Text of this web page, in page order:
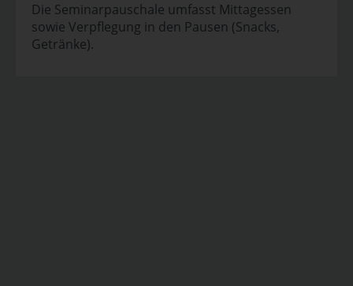
Die Seminarpauschale umfasst Mittagessen
sowie Verpflegung in den Pausen (Snacks,
Getränke).